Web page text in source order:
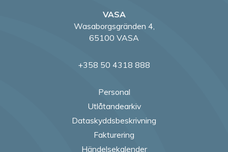
VASA
Wasaborgsgränden 4,
65100 VASA
+358 50 4318 888
Personal
Utlåtandearkiv
Dataskyddsbeskrivning
Fakturering
Händelsekalender